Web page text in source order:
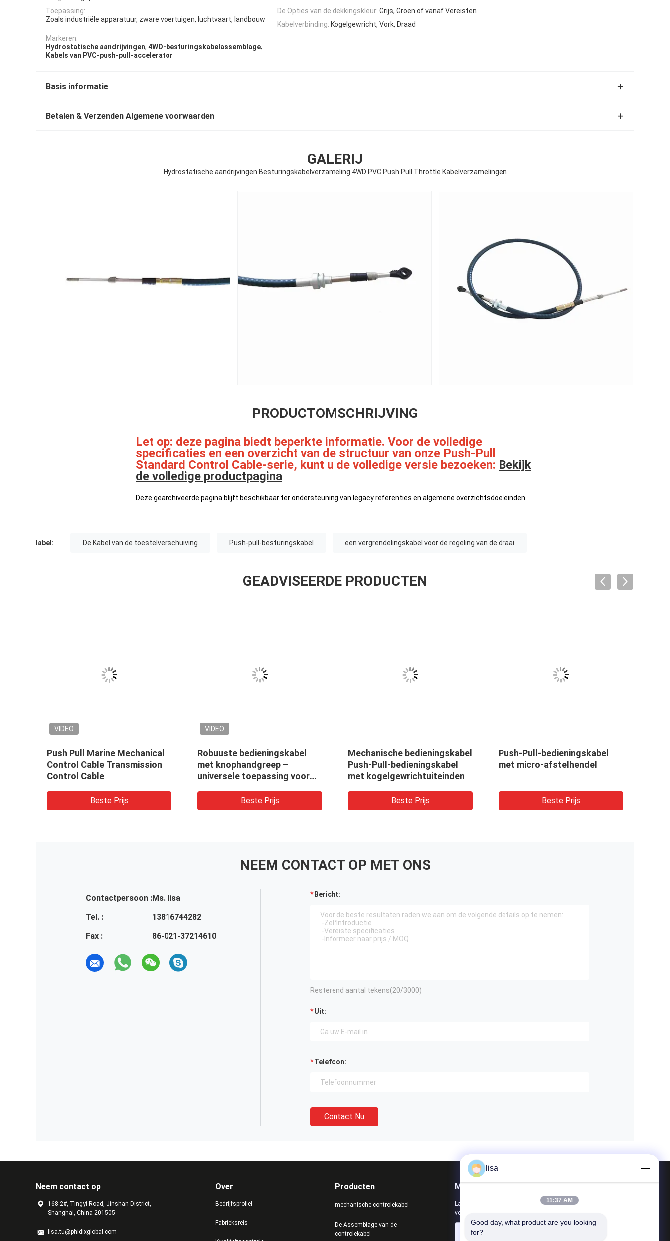
Toepassing:
Zoals industriële apparatuur, zware voertuigen, luchtvaart, landbouw
De Opties van de dekkingskleur: Grijs, Groen of vanaf Vereisten
Kabelverbinding: Kogelgewricht, Vork, Draad
Markeren:
Hydrostatische aandrijvingen, 4WD-besturingskabelassemblage,
Kabels van PVC-push-pull-accelerator
Basis informatie
Betalen & Verzenden Algemene voorwaarden
GALERIJ
Hydrostatische aandrijvingen Besturingskabelverzameling 4WD PVC Push Pull Throttle Kabelverzamelingen
PRODUCTOMSCHRIJVING
Let op: deze pagina biedt beperkte informatie. Voor de volledige
specificaties en een overzicht van de structuur van onze Push-Pull
Standard Control Cable-serie, kunt u de volledige versie bezoeken: Bekijk
de volledige productpagina
Deze gearchiveerde pagina blijft beschikbaar ter ondersteuning van legacy referenties en algemene overzichtsdoeleinden.
label: De Kabel van de toestelverschuiving Push-pull-besturingskabel een vergrendelingskabel voor de regeling van de draai
GEADVISEERDE PRODUCTEN
VIDEO
Push Pull Marine Mechanical
Control Cable Transmission
Control Cable
Beste Prijs
VIDEO
Robuuste bedieningskabel
met knophandgreep –
universele toepassing voor
apparatuurBeste Prijs
Mechanische bedieningskabel
Push-Pull-bedieningskabel
met kogelgewrichtuiteinden
Beste Prijs
Push-Pull-bedieningskabel
met micro-afstelhendel
Beste Prijs
NEEM CONTACT OP MET ONS
Contactpersoon :Ms. lisa
Tel. :
13816744282
Fax :
86-021-37214610
Bericht:
Resterend aantal tekens(20/3000)
Uit:
Telefoon:
Contact Nu
Neem contact op
168-2#, Tingyi Road, Jinshan District,
Shanghai, China 201505
lisa.tu@phidixglobal.com
Over
Bedrijfsprofiel
Fabrieksreis
Producten
mechanische controlekabel
De Assemblage van de
controlekabel
Mail ons
Laat ons uw vereiste weten. We zullen de beste producten met u
verbinden.
lisa
11:37 AM
Good day, what product are you looking
for?